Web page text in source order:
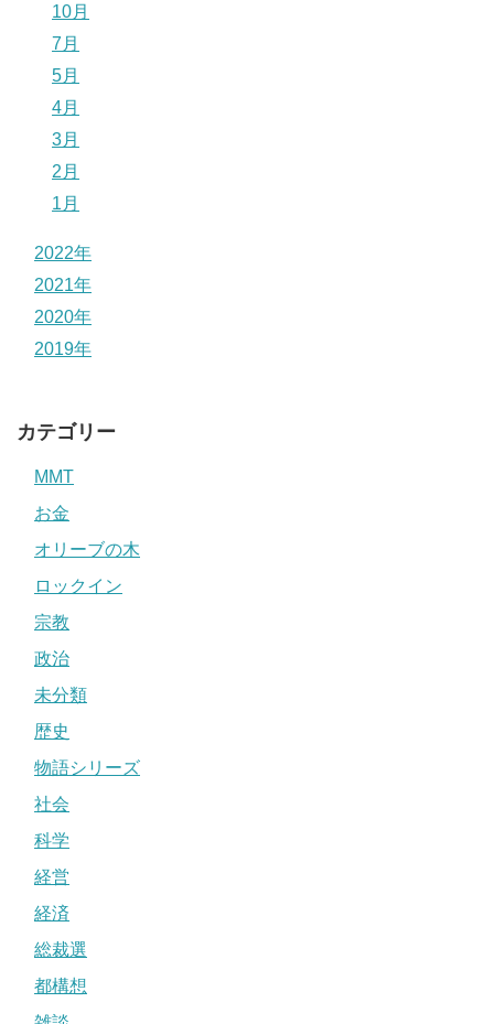
10月
7月
5月
4月
3月
2月
1月
2022年
2021年
2020年
2019年
カテゴリー
MMT
お金
オリーブの木
ロックイン
宗教
政治
未分類
歴史
物語シリーズ
社会
科学
経営
経済
総裁選
都構想